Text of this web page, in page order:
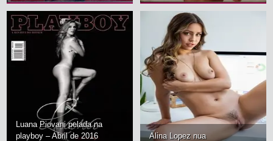
Luana Piovani pelada na
playboy – Abril de 2016
Alina Lopez nua